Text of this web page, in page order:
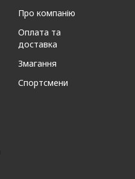
Про компанію
Оплата та
доставка
Змагання
Спортсмени